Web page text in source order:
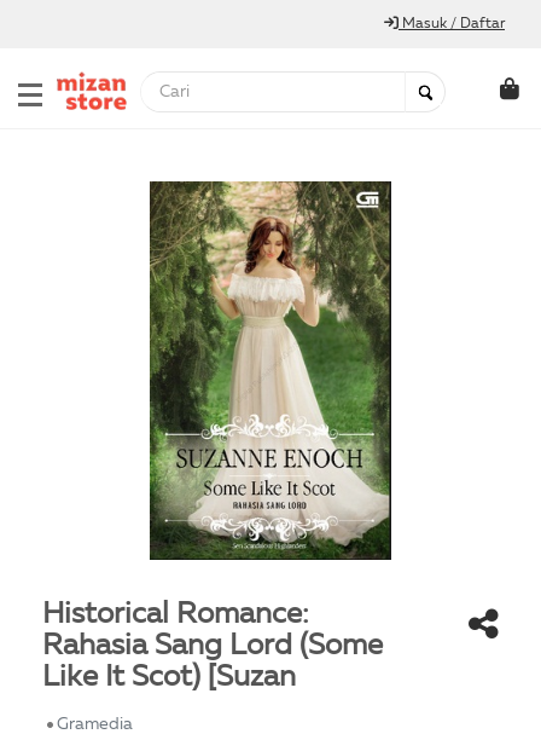
Masuk / Daftar
Historical Romance:
Rahasia Sang Lord (Some
Like It Scot) [Suzan
Gramedia